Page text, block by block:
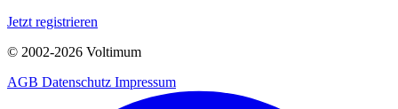
Jetzt registrieren
© 2002-2026 Voltimum
AGB Datenschutz Impressum